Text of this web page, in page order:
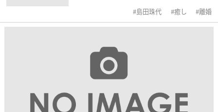
島田珠代 癒し 離婚